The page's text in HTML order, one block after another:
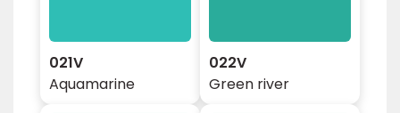
021V
Aquamarine
022V
Green river